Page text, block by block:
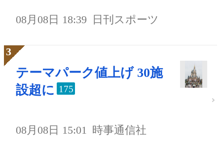
08月08日 18:39 日刊スポーツ
テーマパーク値上げ 30施
設超に 175
08月08日 15:01 時事通信社